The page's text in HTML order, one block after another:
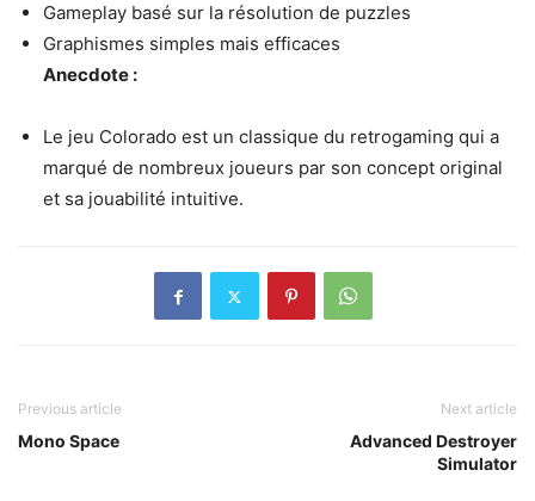
Gameplay basé sur la résolution de puzzles
Graphismes simples mais efficaces
Anecdote :
Le jeu Colorado est un classique du retrogaming qui a
marqué de nombreux joueurs par son concept original
et sa jouabilité intuitive.
Previous article
Mono Space
Next article
Advanced Destroyer
Simulator